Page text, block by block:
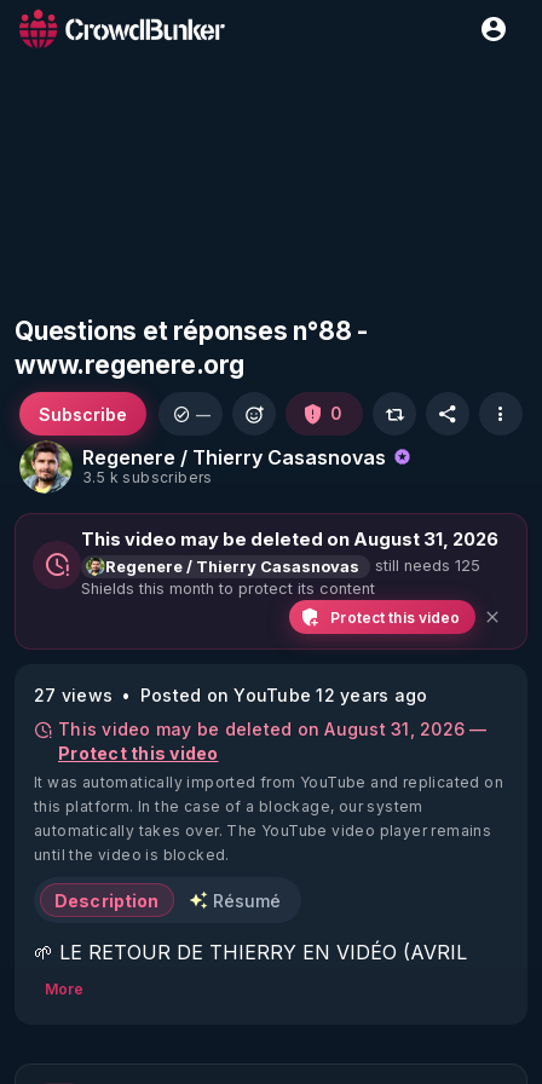
Questions et réponses n°88 -
www.regenere.org
Regenere / Thierry Casasnovas
3.5 k subscribers
Subscribe — 0
This video may be deleted on August 31, 2026
Regenere / Thierry Casasnovas
still needs 125
Shields this month to protect its content
Protect this video
27 views
Posted on YouTube 12 years ago
This video may be deleted on August 31, 2026 —
Protect this video
It was automatically imported from YouTube and replicated on
this platform. In the case of a blockage, our system
automatically takes over. The YouTube video player remains
until the video is blocked.
Description Résumé
🌱 LE RETOUR DE THIERRY EN VIDÉO (AVRIL
2022)!
https://www.rgnr.fr/presentation.html
More